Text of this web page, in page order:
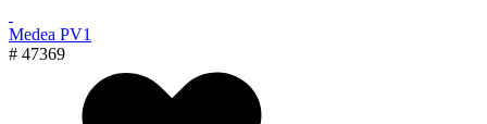
Medea PV1
# 47369